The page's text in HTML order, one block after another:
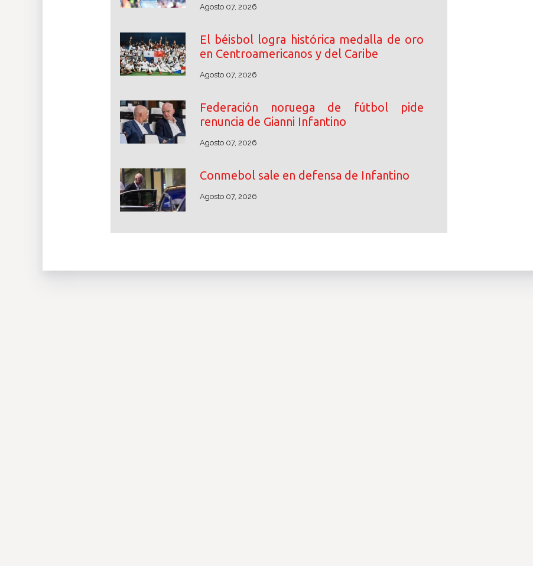
Agosto 07, 2026
El béisbol logra histórica medalla de oro
en Centroamericanos y del Caribe
Agosto 07, 2026
Federación noruega de fútbol pide
renuncia de Gianni Infantino
Agosto 07, 2026
Conmebol sale en defensa de Infantino
Agosto 07, 2026